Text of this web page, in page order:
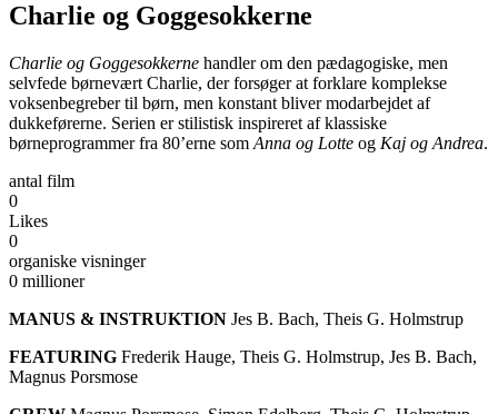
Charlie og Goggesokkerne
Charlie og Goggesokkerne handler om den pædagogiske, men
selvfede børnevært Charlie, der forsøger at forklare komplekse
voksenbegreber til børn, men konstant bliver modarbejdet af
dukkeførerne. Serien er stilistisk inspireret af klassiske
børneprogrammer fra 80’erne som Anna og Lotte og Kaj og Andrea.
antal film
0
Likes
0
organiske visninger
0 millioner
MANUS & INSTRUKTION Jes B. Bach, Theis G. Holmstrup
FEATURING Frederik Hauge, Theis G. Holmstrup, Jes B. Bach,
Magnus Porsmose